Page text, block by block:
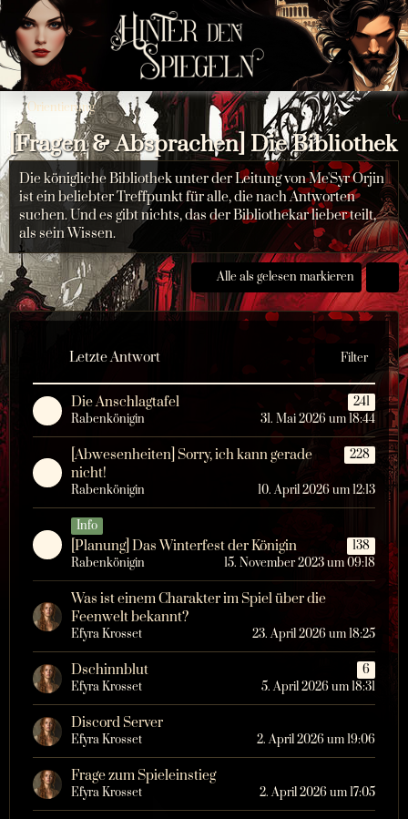
Orientierung
[Fragen & Absprachen] Die Bibliothek
Die königliche Bibliothek unter der Leitung von Me'Syr Orjin
ist ein beliebter Treffpunkt für alle, die nach Antworten
suchen. Und es gibt nichts, das der Bibliothekar lieber teilt,
als sein Wissen.
Alle als gelesen markieren
Letzte Antwort Filter
Die Anschlagtafel
241
Rabenkönigin
31. Mai 2026 um 18:44
[Abwesenheiten] Sorry, ich kann gerade
nicht!
228
Rabenkönigin 10. April 2026 um 12:13
Info
[Planung] Das Winterfest der Königin
138
Rabenkönigin
15. November 2023 um 09:18
Was ist einem Charakter im Spiel über die
Feenwelt bekannt?
Efyra Krosset 23. April 2026 um 18:25
Dschinnblut
6
Efyra Krosset
5. April 2026 um 18:31
Discord Server
Efyra Krosset 2. April 2026 um 19:06
Frage zum Spieleinstieg
Efyra Krosset 2. April 2026 um 17:05